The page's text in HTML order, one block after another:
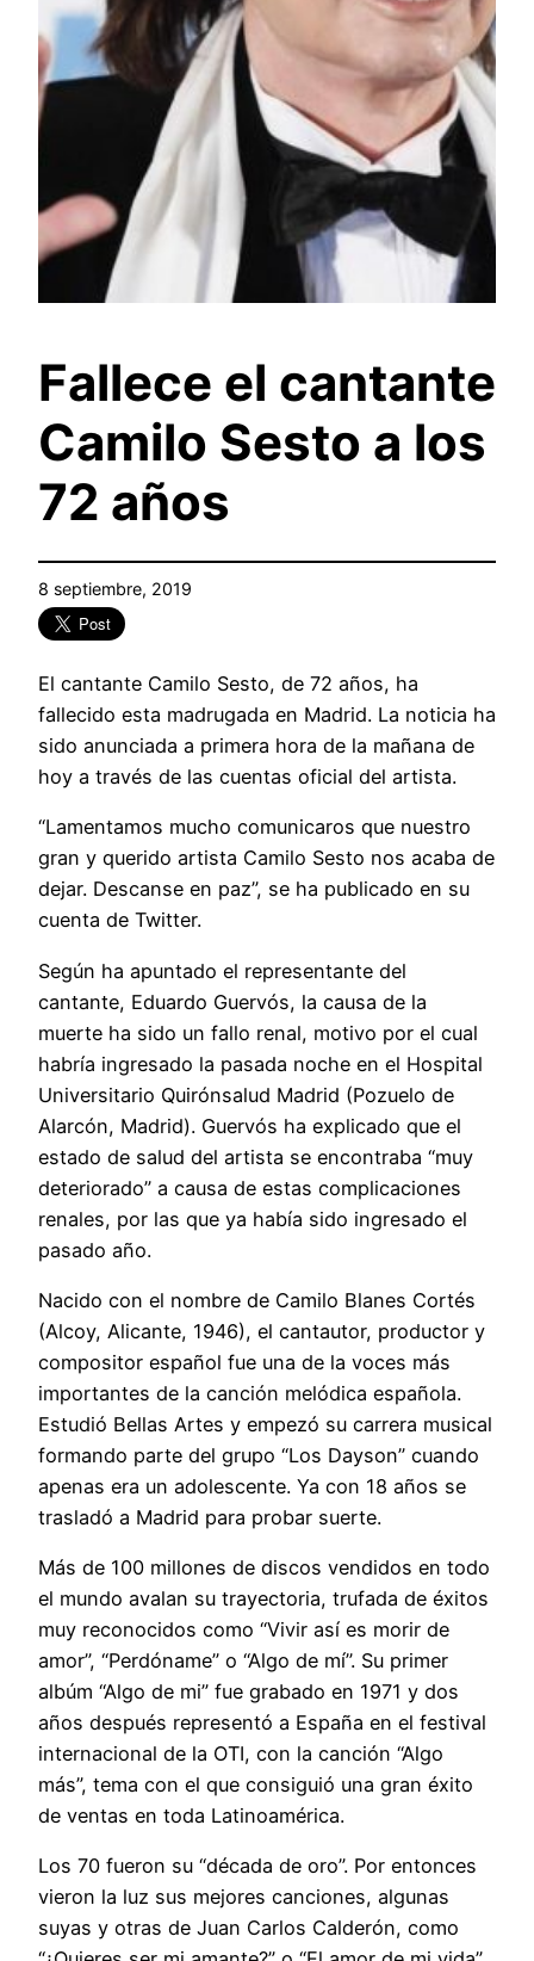
Fallece el cantante
Camilo Sesto a los
72 años
8 septiembre, 2019
El cantante Camilo Sesto, de 72 años, ha
fallecido esta madrugada en Madrid. La noticia ha
sido anunciada a primera hora de la mañana de
hoy a través de las cuentas oficial del artista.
“Lamentamos mucho comunicaros que nuestro
gran y querido artista Camilo Sesto nos acaba de
dejar. Descanse en paz”, se ha publicado en su
cuenta de Twitter.
Según ha apuntado el representante del
cantante, Eduardo Guervós, la causa de la
muerte ha sido un fallo renal, motivo por el cual
habría ingresado la pasada noche en el Hospital
Universitario Quirónsalud Madrid (Pozuelo de
Alarcón, Madrid). Guervós ha explicado que el
estado de salud del artista se encontraba “muy
deteriorado” a causa de estas complicaciones
renales, por las que ya había sido ingresado el
pasado año.
Nacido con el nombre de Camilo Blanes Cortés
(Alcoy, Alicante, 1946), el cantautor, productor y
compositor español fue una de la voces más
importantes de la canción melódica española.
Estudió Bellas Artes y empezó su carrera musical
formando parte del grupo “Los Dayson” cuando
apenas era un adolescente. Ya con 18 años se
trasladó a Madrid para probar suerte.
Más de 100 millones de discos vendidos en todo
el mundo avalan su trayectoria, trufada de éxitos
muy reconocidos como “Vivir así es morir de
amor”, “Perdóname” o “Algo de mí”. Su primer
albúm “Algo de mi” fue grabado en 1971 y dos
años después representó a España en el festival
internacional de la OTI, con la canción “Algo
más”, tema con el que consiguió una gran éxito
de ventas en toda Latinoamérica.
Los 70 fueron su “década de oro”. Por entonces
vieron la luz sus mejores canciones, algunas
suyas y otras de Juan Carlos Calderón, como